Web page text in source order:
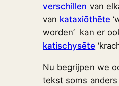
verschillen van
van kataxiōthēte
worden’ kan er
katischysēte
Nu begrijpen we
tekst soms